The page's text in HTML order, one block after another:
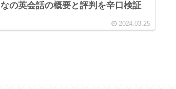
なの英会話の概要と評判を辛口検証
2024.03.25